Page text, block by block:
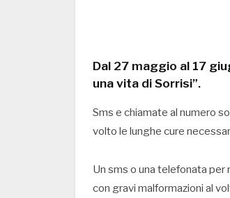
Dal 27 maggio al 17
una vita di Sorrisi”.
Sms e chiamate al numero
volto le lunghe cure
Un sms o una telefonata
con gravi malformazioni al